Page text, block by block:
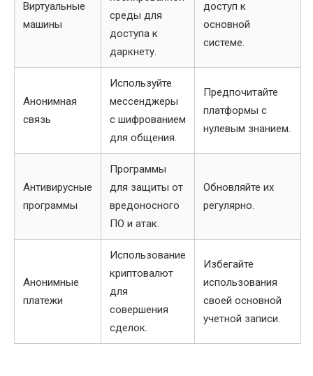
Виртуальные
машины
среды для
доступа к
даркнету.
доступ к
основной
системе.
Анонимная
связь
Используйте
мессенджеры
с шифрованием
для общения.
Предпочитайте
платформы с
нулевым знанием.
Антивирусные
программы
Программы
для защиты от
вредоносного
ПО и атак.
Обновляйте их
регулярно.
Анонимные
платежи
Использование
криптовалют
для
совершения
сделок.
Избегайте
использования
своей основной
учетной записи.